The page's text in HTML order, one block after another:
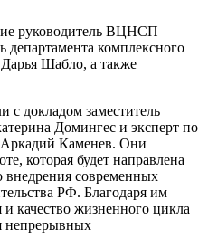
руководитель ВЦНСП
департамента комплексного
Шабло, а также
с докладом заместитель
Домингес и эксперт по
Аркадий Каменев. Они
которая будет направлена
внедрения современных
РФ. Благодаря им
качество жизненного цикла
непрерывных